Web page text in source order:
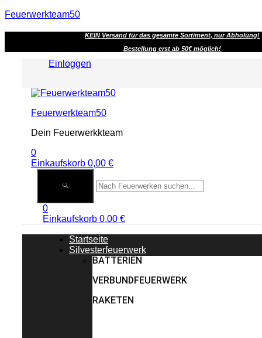
Feuerwerkteam50
KEIN Versand für das gesamte Sortiment, nur Abholung!
Bestellung erst ab 50€ möglich!
Einloggen
Menu
Feuerwerkteam50
Dein Feuerwerkkteam
0
Einkaufskorb 0,00 €
0
Einkaufskorb 0,00 €
Startseite
Silvesterfeuerwerk
BATTERIEN
VERBUNDFEUERWERK
RAKETEN